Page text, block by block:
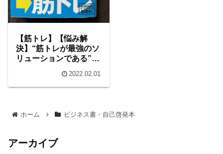
【筋トレ】【悩み解
決】“筋トレが最強のソ
リューションである”を
2022.02.01
ホーム ビジネス書・自己啓発本
アーカイブ